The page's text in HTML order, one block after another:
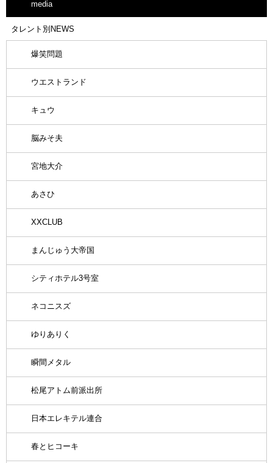
media
タレント別NEWS
爆笑問題
ウエストランド
キュウ
脳みそ夫
宮地大介
あさひ
XXCLUB
まんじゅう大帝国
シティホテル3号室
ネコニスズ
ゆりありく
瞬間メタル
松尾アトム前派出所
日本エレキテル連合
春とヒコーキ